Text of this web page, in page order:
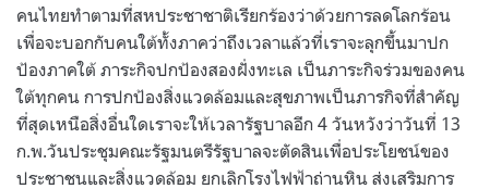
คนไทยทำตามที่สหประชาชาติเรียกร้องว่าด้วยการลดโลกร้อน
เพื่อจะบอกกับคนใต้ทั้งภาคว่าถึงเวลาแล้วที่เราจะลุกขึ้นมาปก
ป้องภาคใต้ ภาระกิจปกป้องสองฝั่งทะเล เป็นภาระกิจร่วมของคน
ใต้ทุกคน การปกป้องสิ่งแวดล้อมและสุขภาพเป็นภารกิจที่สำคัญ
ที่สุดเหนือสิ่งอื่นใดเราจะให้เวลารัฐบาลอีก 4 วันหวังว่าวันที่ 13
ก.พ.วันประชุมคณะรัฐมนตรีรัฐบาลจะตัดสินเพื่อประโยชน์ของ
ประชาชนและสิ่งแวดล้อม ยกเลิกโรงไฟฟ้าถ่านหิน ส่งเสริมการ